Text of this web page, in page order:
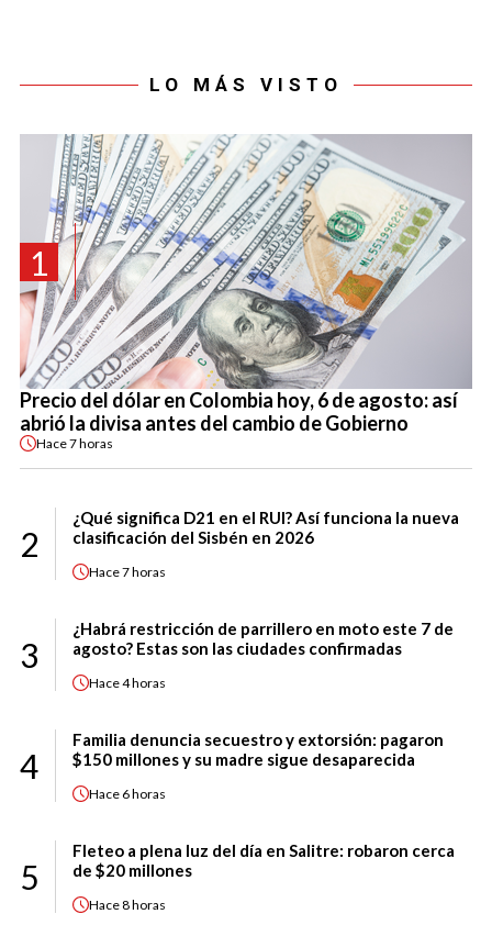
LO MÁS VISTO
1
Precio del dólar en Colombia hoy, 6 de agosto: así
abrió la divisa antes del cambio de Gobierno
Hace7 horas
2
¿Qué significa D21 en el RUI? Así funciona la nueva
clasificación del Sisbén en 2026
Hace7 horas
3
¿Habrá restricción de parrillero en moto este 7 de
agosto? Estas son las ciudades confirmadas
Hace4 horas
4
Familia denuncia secuestro y extorsión: pagaron
$150 millones y su madre sigue desaparecida
Hace 6 horas
5
Fleteo a plena luz del día en Salitre: robaron cerca
de $20 millones
Hace8 horas